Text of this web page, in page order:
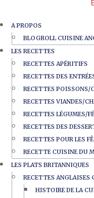
A PROPOS
BLOGROLL CUISINE
LES RECETTES
RECETTES APÉRITIFS
RECETTES DES
RECETTES POISSONS/
RECETTES VIANDES/
RECETTES LÉGUMES/
RECETTES DES
RECETTES POUR LES
RECETTE CUISINE DU
LES PLATS BRITANNIQUES
RECETTES ANGLAISES
HISTOIRE DE LA